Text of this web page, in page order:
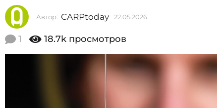
2
0
2
Автор: CARPtoday 22.05.2026
5
1 18.7k просмотров